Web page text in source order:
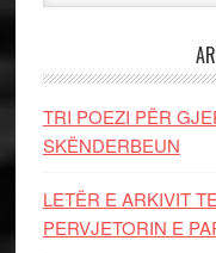
TRI POEZI PËR
SKËNDERBEUN
LETËR E ARKIVIT
PERVJETORIN E